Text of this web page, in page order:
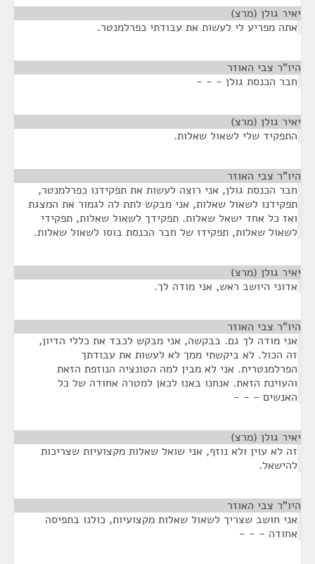
יאיר גולן (מרצ)
אתה מפריע לי לעשות את עבודתי כפרלמנטר.
היו"ר צבי האוזר
חבר הכנסת גולן - - -
יאיר גולן (מרצ)
התפקיד שלי לשאול שאלות.
היו"ר צבי האוזר
חבר הכנסת גולן, אני רוצה לעשות את תפקידנו כפרלמנטר,
תפקידנו לשאול שאלות, אני מבקש לתת לה לגמור את המצגת
ואז כל אחד ישאל שאלות. תפקידך לשאול שאלות, תפקידי
לשאול שאלות, תפקידו של חבר הכנסת בוסו לשאול שאלות.
יאיר גולן (מרצ)
אדוני היושב ראש, אני מודה לך.
היו"ר צבי האוזר
אני מודה לך גם. בבקשה, אני מבקש לכבד את כללי הדיון,
זה הכול. לא ביקשתי ממך לא לעשות את עבודתך
הפרלמנטרית. אני לא מבין למה הטונציה הנוזפת הזאת
והעוינת הזאת. אנחנו באנו לכאן למטרה אחודה של כל
האנשים - - -
יאיר גולן (מרצ)
זה לא עוין ולא נוזף, אני שואל שאלות מקצועיות שצריכות
להישאל.
היו"ר צבי האוזר
אני חושב שצריך לשאול שאלות מקצועיות, כולנו בתפיסה
אחודה - - -